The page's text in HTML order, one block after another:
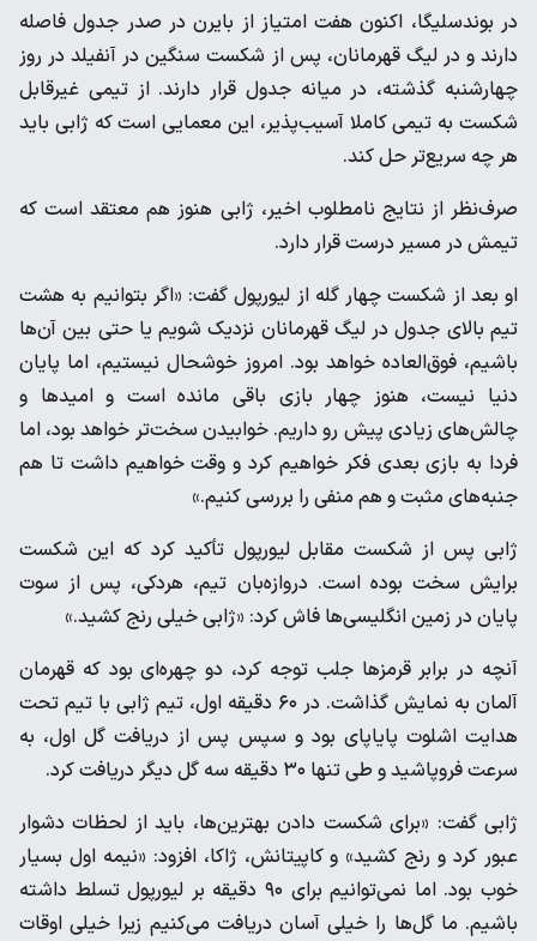
در بوندسلیگا، اکنون هفت امتیاز از بایرن در صدر جدول فاصله
دارند و در لیگ قهرمانان، پس از شکست سنگین در آنفیلد در روز
چهارشنبه گذشته، در میانه جدول قرار دارند. از تیمی غیرقابل
شکست به تیمی کاملا آسیب‌پذیر، این معمایی است که ژابی باید
هر چه سریع‌تر حل کند.
صرف‌نظر از نتایج نامطلوب اخیر، ژابی هنوز هم معتقد است که
تیمش در مسیر درست قرار دارد.
او بعد از شکست چهار گله از لیورپول گفت: «اگر بتوانیم به هشت
تیم بالای جدول در لیگ قهرمانان نزدیک شویم یا حتی بین آن‌ها
باشیم، فوق‌العاده خواهد بود. امروز خوشحال نیستیم، اما پایان
دنیا نیست، هنوز چهار بازی باقی مانده است و امیدها و
چالش‌های زیادی پیش رو داریم. خوابیدن سخت‌تر خواهد بود، اما
فردا به بازی بعدی فکر خواهیم کرد و وقت خواهیم داشت تا هم
جنبه‌های مثبت و هم منفی را بررسی کنیم.»
ژابی پس از شکست مقابل لیورپول تأکید کرد که این شکست
برایش سخت بوده است. دروازه‌بان تیم، هردکی، پس از سوت
پایان در زمین انگلیسی‌ها فاش کرد: «ژابی خیلی رنج کشید.»
آنچه در برابر قرمزها جلب توجه کرد، دو چهره‌ای بود که قهرمان
آلمان به نمایش گذاشت. در ۶۰ دقیقه اول، تیم ژابی با تیم تحت
هدایت اشلوت پایاپای بود و سپس پس از دریافت گل اول، به
سرعت فروپاشید و طی تنها ۳۰ دقیقه سه گل دیگر دریافت کرد.
ژابی گفت: «برای شکست دادن بهترین‌ها، باید از لحظات دشوار
عبور کرد و رنج کشید» و کاپیتانش، ژاکا، افزود: «نیمه اول بسیار
خوب بود. اما نمی‌توانیم برای ۹۰ دقیقه بر لیورپول تسلط داشته
باشیم. ما گل‌ها را خیلی آسان دریافت می‌کنیم زیرا خیلی اوقات